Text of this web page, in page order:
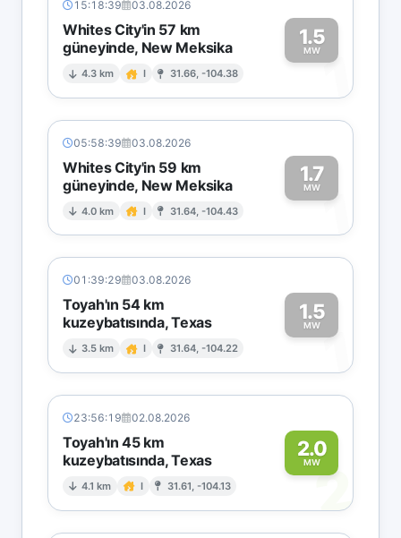
15:18:39 03.08.2026
Whites City'in 57 km
güneyinde, New Meksika
4.3 km I 31.66, -104.38
1.5
MW1
05:58:39 03.08.2026
Whites City'in 59 km
güneyinde, New Meksika
4.0 km I 31.64, -104.43
1.7
MW1
01:39:29 03.08.2026
Toyah'ın 54 km
kuzeybatısında, Texas
3.5 km I 31.64, -104.22
1.5
MW1
23:56:19 02.08.2026
Toyah'ın 45 km
kuzeybatısında, Texas
4.1 km I 31.61, -104.13
2.0
MW
2